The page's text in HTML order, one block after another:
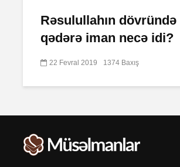
Rəsulullahın dövründə
qədərə iman necə idi?
22 Fevral 2019 1374 Baxış